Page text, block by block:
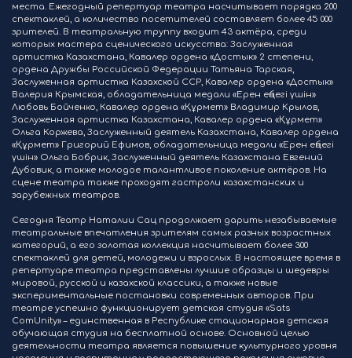
места. Ежегодный репертуар театра насчитывает порядка 200
спектаклей, а количество посетителей составляет более 45 000
зрителей. В театральную труппу входит 43 актёра, среди
которых мастера сценического искусства: Заслуженная
артистка Казахстана, Кавалер ордена «Достык» 2 степени,
ордена Дружбы Российской Федерации Татьяна Тарская,
Заслуженная артистка Казахской ССР, Кавалер ордена «Достык»
Валерия Крымская, обладательница медали «Ерен еңбегі үшін»
Любовь Бойченко, Кавалер ордена «Құрмет» Владимир Крылов,
Заслуженная артистка Казахстана, Кавалер ордена «Құрмет»
Ольга Коржева, Заслуженный деятель Казахстана, Кавалер ордена
«Құрмет» Григорий Ефимов, обладательница медали «Ерен еңбегі
үшін» Ольга Бобрик, Заслуженный деятель Казахстана Евгений
Дубовик, а также молодое талантливое поколение актёров. На
сцене театра также проходят гастроли казахстанских и
зарубежных театров.
Сегодня Театр Наталии Сац продолжает дарить незабываемые
театральные впечатления зрителям самых разных возрастных
категорий, а его золотая коллекция насчитывает более 300
спектаклей для детей, молодежи и взрослых. В настоящее время в
репертуаре театра представлены лучшие образцы и шедевры
мировой, русской и казахской классики, а также новые
экспериментальные постановки современных авторов. При
театре успешно функционирует детская студия «Sats
ComUnity» – единственная в Республике стационарная детская
обучающая студия на бесплатной основе. Основной целью
деятельности театра является повышение культурного уровня